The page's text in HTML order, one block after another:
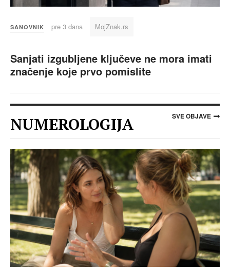
SANOVNIK pre 3 dana MojZnak.rs
Sanjati izgubljene ključeve ne mora imati
značenje koje prvo pomislite
NUMEROLOGIJA SVE OBJAVE